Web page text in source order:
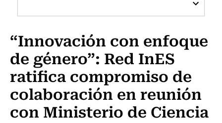
Programas Radio y TV Usach
“Innovación con enfoque
de género”: Red InES
ratifica compromiso de
colaboración en reunión
con Ministerio de Ciencia